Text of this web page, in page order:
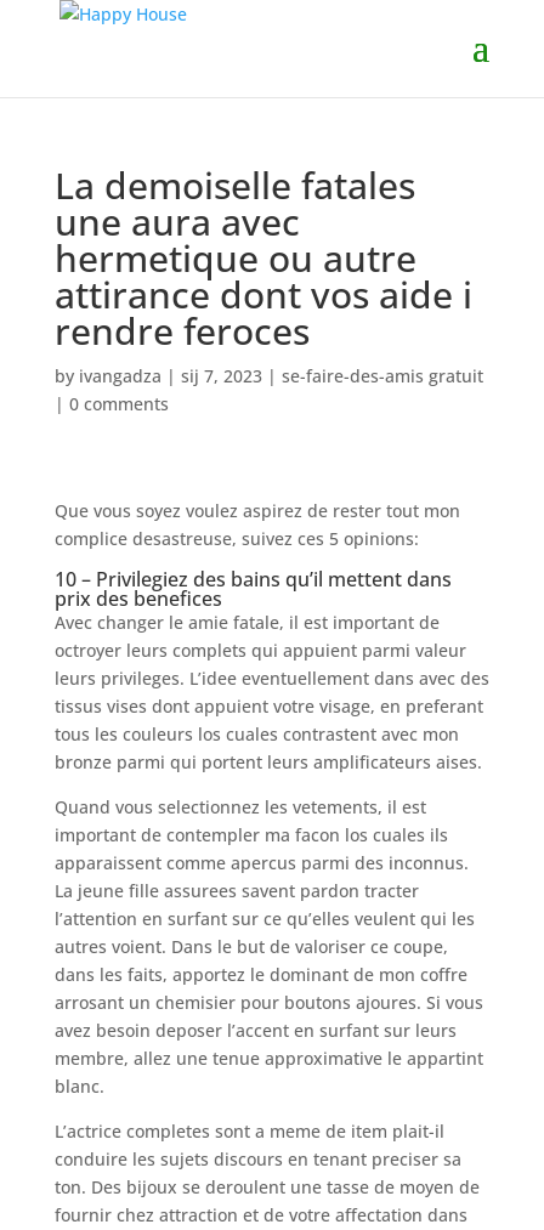
La demoiselle fatales
une aura avec
hermetique ou autre
attirance dont vos aide i
rendre feroces
by ivangadza | sij 7, 2023| se-faire-des-amis gratuit
| 0 comments
Que vous soyez voulez aspirez de rester tout mon
complice desastreuse, suivez ces 5 opinions:
10 – Privilegiez des bains qu’il mettent dans
prix des benefices
Avec changer le amie fatale, il est important de
octroyer leurs complets qui appuient parmi valeur
leurs privileges. L’idee eventuellement dans avec des
tissus vises dont appuient votre visage, en preferant
tous les couleurs los cuales contrastent avec mon
bronze parmi qui portent leurs amplificateurs aises.
Quand vous selectionnez les vetements, il est
important de contempler ma facon los cuales ils
apparaissent comme apercus parmi des inconnus.
La jeune fille assurees savent pardon tracter
l’attention en surfant sur ce qu’elles veulent qui les
autres voient. Dans le but de valoriser ce coupe,
dans les faits, apportez le dominant de mon coffre
arrosant un chemisier pour boutons ajoures. Si vous
avez besoin deposer l’accent en surfant sur leurs
membre, allez une tenue approximative le appartint
blanc.
L’actrice completes sont a meme de item plait-il
conduire les sujets discours en tenant preciser sa
ton. Des bijoux se deroulent une tasse de moyen de
fournir chez attraction et de votre affectation dans